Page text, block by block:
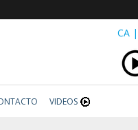
CA |
VIDEOS